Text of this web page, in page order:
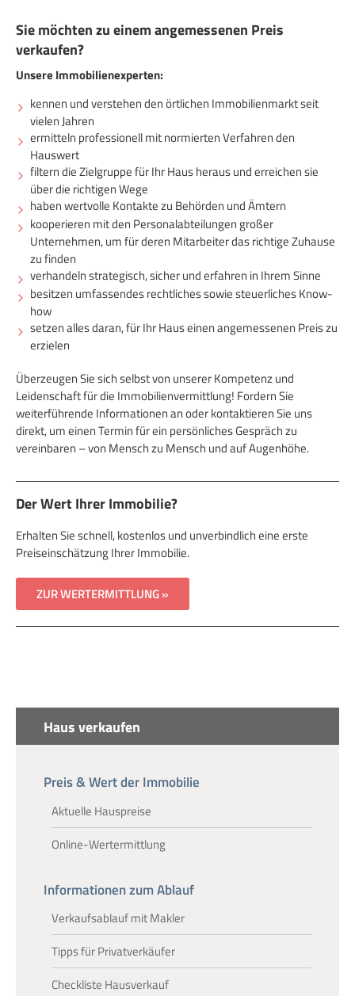
Sie möchten zu einem angemessenen Preis
verkaufen?
Unsere Immobilienexperten:
kennen und verstehen den örtlichen Immobilienmarkt seit
vielen Jahren
ermitteln professionell mit normierten Verfahren den
Hauswert
filtern die Zielgruppe für Ihr Haus heraus und erreichen sie
über die richtigen Wege
haben wertvolle Kontakte zu Behörden und Ämtern
kooperieren mit den Personalabteilungen großer
Unternehmen, um für deren Mitarbeiter das richtige Zuhause
zu finden
verhandeln strategisch, sicher und erfahren in Ihrem Sinne
besitzen umfassendes rechtliches sowie steuerliches Know-
how
setzen alles daran, für Ihr Haus einen angemessenen Preis zu
erzielen
Überzeugen Sie sich selbst von unserer Kompetenz und
Leidenschaft für die Immobilienvermittlung! Fordern Sie
weiterführende Informationen an oder kontaktieren Sie uns
direkt, um einen Termin für ein persönliches Gespräch zu
vereinbaren – von Mensch zu Mensch und auf Augenhöhe.
Der Wert Ihrer Immobilie?
Erhalten Sie schnell, kostenlos und unverbindlich eine erste
Preiseinschätzung Ihrer Immobilie.
ZUR WERTERMITTLUNG »
Haus verkaufen
Preis & Wert der Immobilie
Aktuelle Hauspreise
Online-Wertermittlung
Informationen zum Ablauf
Verkaufsablauf mit Makler
Tipps für Privatverkäufer
Checkliste Hausverkauf